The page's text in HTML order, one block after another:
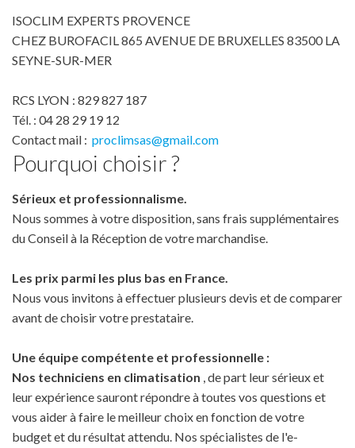
ISOCLIM EXPERTS PROVENCE
CHEZ BUROFACIL 865 AVENUE DE BRUXELLES 83500 LA
SEYNE-SUR-MER
RCS LYON : 829 827 187
Tél. : 04 28 29 19 12
Contact mail : proclimsas@gmail.com
Pourquoi choisir ?
Sérieux et professionnalisme.
Nous sommes à votre disposition, sans frais supplémentaires
du Conseil à la Réception de votre marchandise.
Les prix parmi les plus bas en France.
Nous vous invitons à effectuer plusieurs devis et de comparer
avant de choisir votre prestataire.
Une équipe compétente et professionnelle :
Nos techniciens en climatisation , de part leur sérieux et
leur expérience sauront répondre à toutes vos questions et
vous aider à faire le meilleur choix en fonction de votre
budget et du résultat attendu. Nos spécialistes de l'e-